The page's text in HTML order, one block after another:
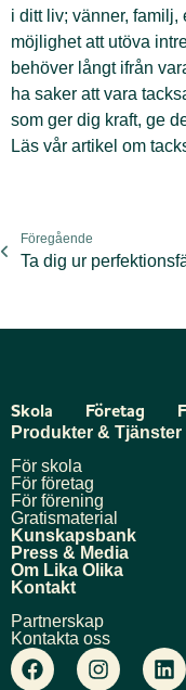
i ditt liv; vänner, familj,
möjlighet att utöva
behöver långt ifrån
ha saker att vara
som ger dig kraft, ge
Läs vår artikel om
Föregående
Ta dig ur
Skola Företag
Produkter & Tjänster
För skola
För företag
För förening
Gratismaterial
Kunskapsbank
Press & Media
Om Lika Olika
Kontakt
Partnerskap
Kontakta oss